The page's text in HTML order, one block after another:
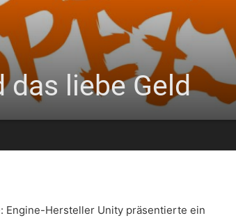
das liebe Geld
Engine-Hersteller Unity präsentierte ein